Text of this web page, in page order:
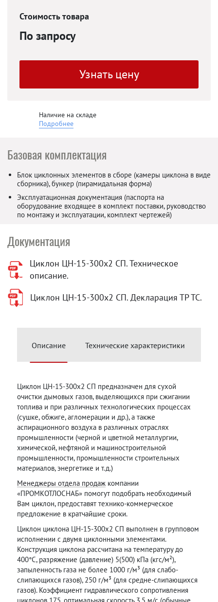
Стоимость товара
По запросу
Узнать цену
Наличие на складе
Подробнее
Базовая комплектация
Блок циклонных элементов в сборе (камеры циклона в виде
сборника), бункер (пирамидальная форма)
Эксплуатационная документация (паспорта на
оборудование входящее в комплект поставки, руководство
по монтажу и эксплуатации, комплект чертежей)
Документация
Циклон ЦН-15-300х2 СП. Техническое
описание.
Циклон ЦН-15-300х2 СП. Декларация ТР ТС.
Описание Технические характеристики
Циклон ЦН-15-300х2 СП предназначен для сухой
очистки дымовых газов, выделяющихся при сжигании
топлива и при различных технологических процессах
(сушке, обжиге, агломерации и др.), а также
аспирационного воздуха в различных отраслях
промышленности (черной и цветной металлургии,
химической, нефтяной и машиностроительной
промышленности, промышленности строительных
материалов, энергетике и т.д.)
Менеджеры отдела продаж компании
«ПРОМКОТЛОСНАБ» помогут подобрать необходимый
Вам циклон, предоставят технико-коммерческое
предложение в кратчайшие сроки.
Циклон циклона ЦН-15-300х2 СП выполнен в групповом
исполнении с двумя циклонными элементами.
Конструкция циклона рассчитана на температуру до
400°С, разряжение (давление) 5(500) кПа (кгс/м²),
запыленность газа не более 1000 г/м³ (для слабо-
слипающихся газов), 250 г/м³ (для средне-слипающихся
газов). Коэффициент гидравлического сопротивления